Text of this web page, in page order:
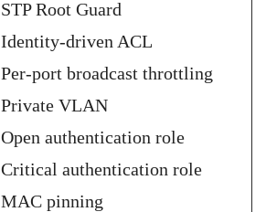
STP Root Guard
Identity-driven ACL
Per-port broadcast throttling
Private VLAN
Open authentication role
Critical authentication role
MAC pinning